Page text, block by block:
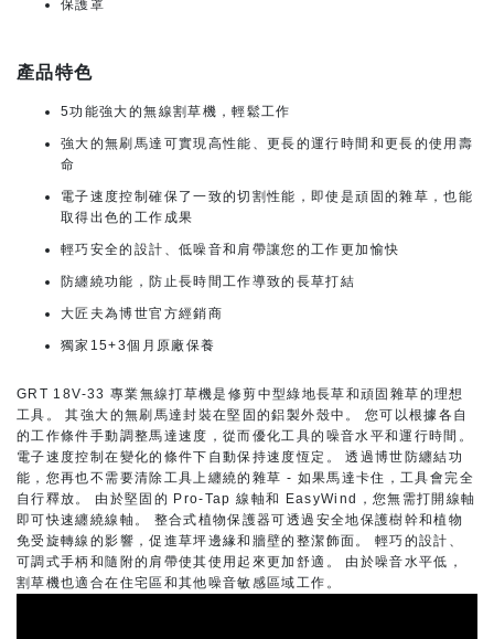
保護罩
產品特色
5功能強大的無線割草機，輕鬆工作
強大的無刷馬達可實現高性能、更長的運行時間和更長的使用壽
命
電子速度控制確保了一致的切割性能，即使是頑固的雜草，也能
取得出色的工作成果
輕巧安全的設計、低噪音和肩帶讓您的工作更加愉快
防纏繞功能，防止長時間工作導致的長草打結
大匠夫為博世官方經銷商
獨家15+3個月原廠保養
GRT 18V-33 專業無線打草機是修剪中型綠地長草和頑固雜草的理想
工具。 其強大的無刷馬達封裝在堅固的鋁製外殼中。 您可以根據各自
的工作條件手動調整馬達速度，從而優化工具的噪音水平和運行時間。
電子速度控制在變化的條件下自動保持速度恆定。 透過博世防纏結功
能，您再也不需要清除工具上纏繞的雜草 - 如果馬達卡住，工具會完全
自行釋放。 由於堅固的 Pro-Tap 線軸和 EasyWind，您無需打開線軸
即可快速纏繞線軸。 整合式植物保護器可透過安全地保護樹幹和植物
免受旋轉線的影響，促進草坪邊緣和牆壁的整潔飾面。 輕巧的設計、
可調式手柄和隨附的肩帶使其使用起來更加舒適。 由於噪音水平低，
割草機也適合在住宅區和其他噪音敏感區域工作。